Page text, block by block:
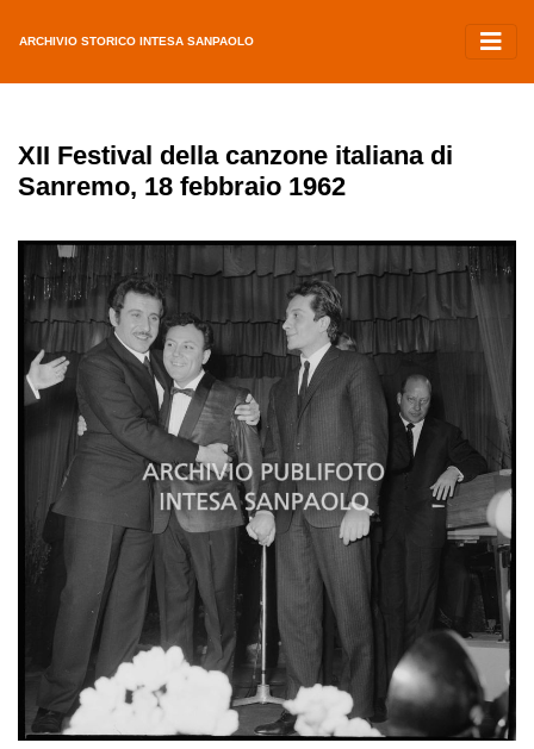
ARCHIVIO STORICO INTESA SANPAOLO
XII Festival della canzone italiana di
Sanremo, 18 febbraio 1962